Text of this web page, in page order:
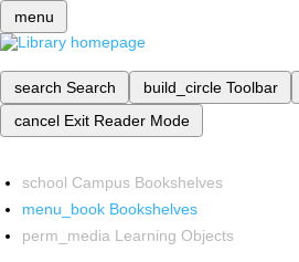
menu
search Search build_circle Toolbar
cancel Exit Reader Mode
school Campus Bookshelves
menu_book Bookshelves
perm_media Learning Objects